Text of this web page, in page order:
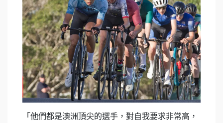
「他們都是澳洲頂尖的選手，對自我要求非常高，